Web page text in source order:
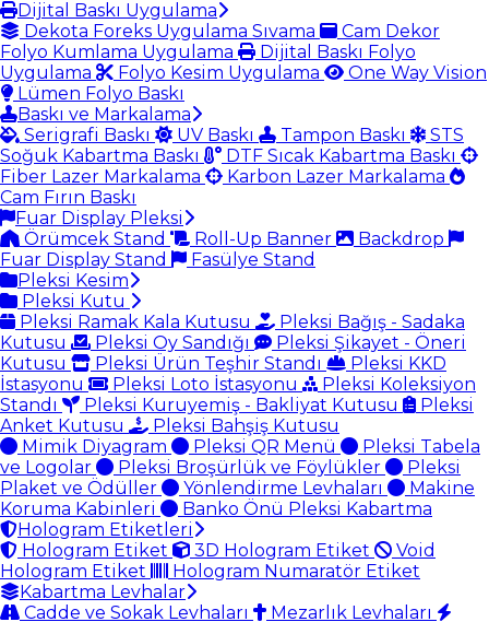
Dijital Baskı Uygulama
Dekota Foreks Uygulama Sıvama
Cam Dekor
Folyo Kumlama Uygulama
Dijital Baskı Folyo
Uygulama
Folyo Kesim Uygulama
One Way Vision
Lümen Folyo Baskı
Baskı ve Markalama
Serigrafi Baskı
UV Baskı Tampon Baskı
STS
Soğuk Kabartma Baskı
DTF Sıcak Kabartma Baskı
Fiber Lazer Markalama
Karbon Lazer Markalama
Cam Fırın Baskı
Fuar Display Pleksi
Örümcek Stand
Roll-Up Banner
Backdrop
Fuar Display Stand
Fasülye Stand
Pleksi Kesim
Pleksi Kutu
Pleksi Ramak Kala Kutusu
Pleksi Bağış - Sadaka
Kutusu
Pleksi Oy Sandığı
Pleksi Şikayet - Öneri
Kutusu
Pleksi Ürün Teşhir Standı
Pleksi KKD
İstasyonu
Pleksi Loto İstasyonu
Pleksi Koleksiyon
Standı
Pleksi Kuruyemiş - Bakliyat Kutusu
Pleksi
Anket Kutusu
Pleksi Bahşiş Kutusu
Mimik Diyagram
Pleksi QR Menü
Pleksi Tabela
ve Logolar
Pleksi Broşürlük ve Föylükler
Pleksi
Plaket ve Ödüller
Yönlendirme Levhaları
Makine
Koruma Kabinleri
Banko Önü Pleksi Kabartma
Hologram Etiketleri
Hologram Etiket
3D Hologram Etiket
Void
Hologram Etiket
Hologram Numaratör Etiket
Kabartma Levhalar
Cadde ve Sokak Levhaları
Mezarlık Levhaları